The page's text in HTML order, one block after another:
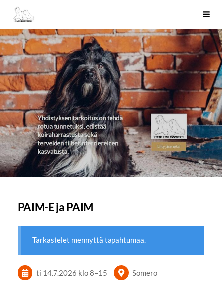
Siirry
sivun
sisältöön
Tiibetinterrierit ry
PAIM-E ja PAIM
Tarkastelet mennyttä tapahtumaa.
ti 14.7.2026 klo 8–15 Somero